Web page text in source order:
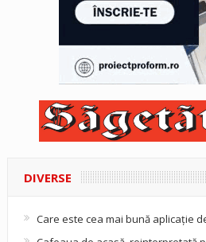
DIVERSE
Care este cea mai bună aplicație